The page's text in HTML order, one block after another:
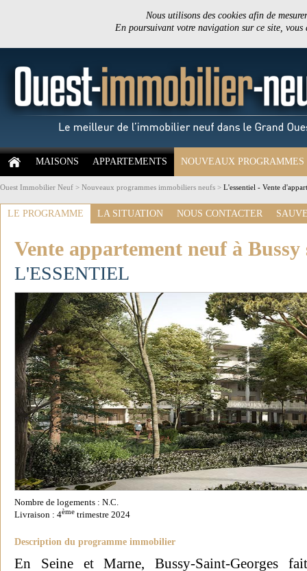
Nous utilisons des cookies afin de
En poursuivant votre navigation sur ce site,
MAISONS APPARTEMENTS NOUVEAUX PROGRAMMES
Ouest Immobilier Neuf > Nouveaux programmes immobiliers neufs > L'essentiel - Vente
LE PROGRAMME LA SITUATION NOUS CONTACTER
Vente appartement neuf à Bussy
L'ESSENTIEL
Nombre de logements : N.C.
Livraison : 4ème trimestre 2024
Description du programme immobilier
En Seine et Marne, Bussy-Saint-Georges